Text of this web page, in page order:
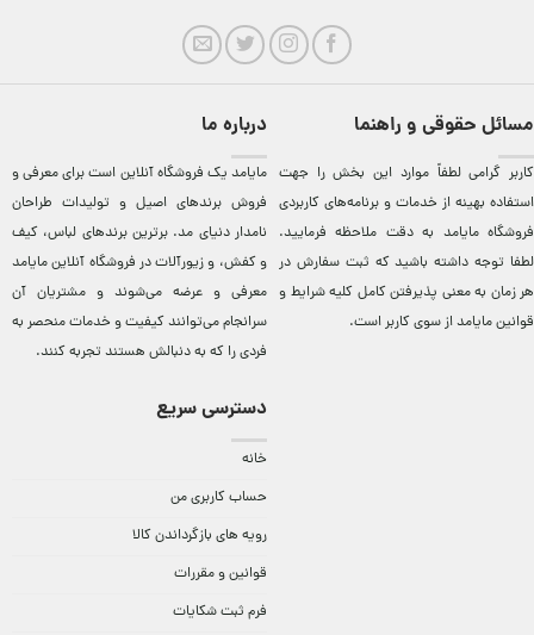
مسائل حقوقی و راهنما
کاربر گرامی لطفاً موارد این بخش را جهت
استفاده بهینه از خدمات و برنامه‌‏های کاربردی
فروشگاه مایامد به دقت ملاحظه فرمایید.
لطفا توجه داشته باشید که ثبت سفارش در
هر زمان به معنی پذیرفتن کامل کلیهشرایط و
قوانین مایامداز سوی کاربر است.
درباره ما
مایامد يک فروشگاه آنلاين است برای معرفی و
فروش برندهای اصيل و توليدات طراحان
نامدار دنيای مد. برترين‌ برندهای لباس، کيف
و کفش، و زيورآلات در فروشگاه آنلاين مایامد
معرفی و عرضه می‌شوند و مشتريان آن
سرانجام می‌توانند کيفيت و خدمات منحصر به
فردی را که به دنبالش هستند تجربه کنند.
دسترسی سریع
خانه
حساب کاربری من
رویه های بازگرداندن کالا
قوانین و مقررات
فرم ثبت شکایات